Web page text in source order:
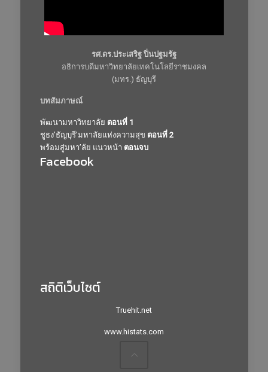
รศ.ดร.ประเสริฐ ปิ่นปฐมรัฐ
อธิการบดีมหาวิทยาลัยเทคโนโลยีราชมงคล
(มทร.) ธัญบุรี
บทสัมภาษณ์
พัฒนามหาวิทยาลัย ตอนที่ 1
ชูธง’ธัญบุรี’มหาลัยแห่งความสุข ตอนที่ 2
พร้อมสู่มหา’ลัย แนวหน้า ตอนจบ
Facebook
สถิติเว็บไซต์
Truehit.net
www.histats.com